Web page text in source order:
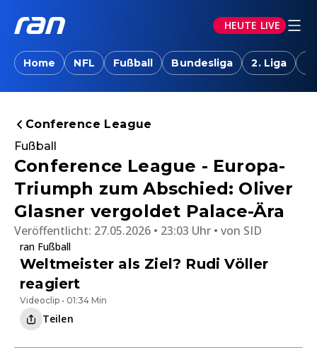
HEUTE LIVE
Home NFL Fußball Bundesliga 2. Liga
Conference League
Fußball
Conference League - Europa-
Triumph zum Abschied: Oliver
Glasner vergoldet Palace-Ära
Veröffentlicht: 27.05.2026 • 23:03 Uhr von SID
ran Fußball
Weltmeister als Ziel? Rudi Völler
reagiert
Videoclip • 01:34 Min
Teilen